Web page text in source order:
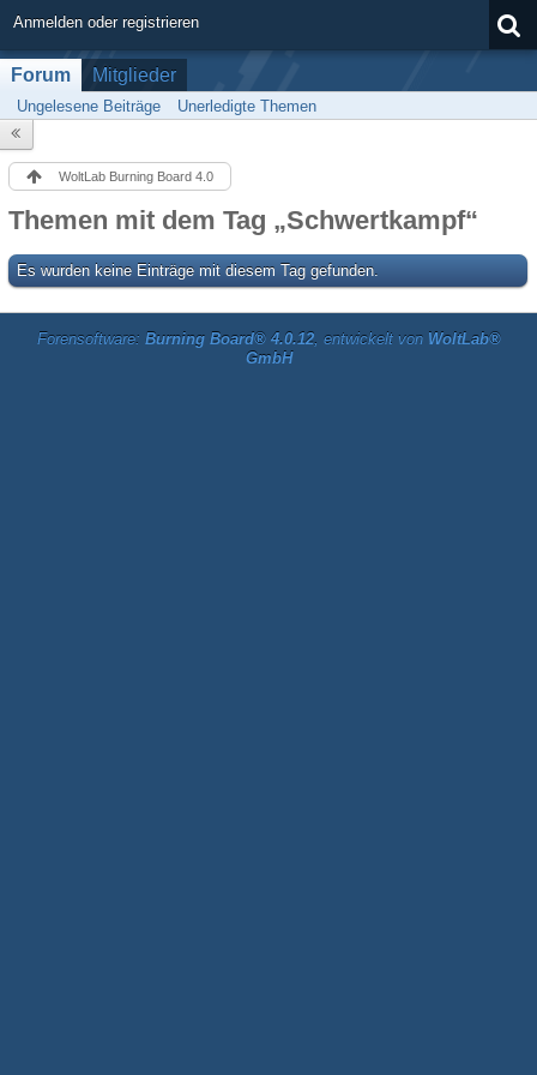
Anmelden oder registrieren
Forum Mitglieder
Ungelesene Beiträge Unerledigte Themen
WoltLab Burning Board 4.0
Themen mit dem Tag „Schwertkampf“
Es wurden keine Einträge mit diesem Tag gefunden.
Forensoftware: Burning Board® 4.0.12, entwickelt von WoltLab®
GmbH